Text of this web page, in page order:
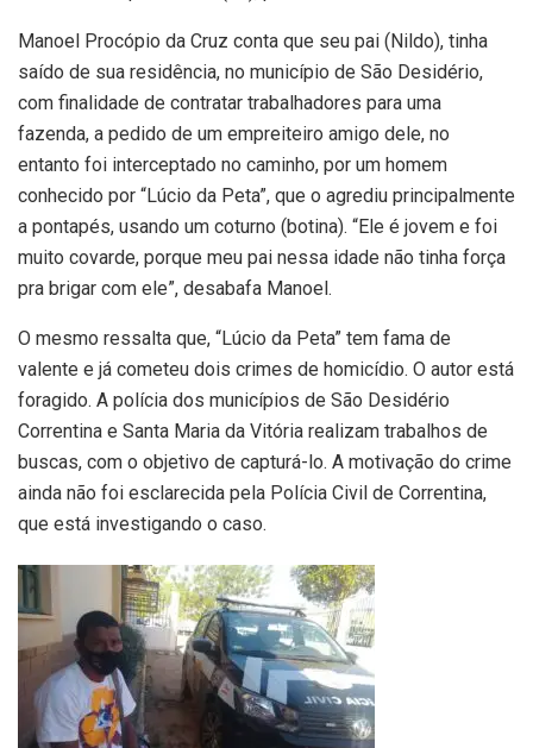
Manoel Procópio da Cruz conta que seu pai (Nildo), tinha
saído de sua residência, no município de São Desidério,
com finalidade de contratar trabalhadores para uma
fazenda, a pedido de um empreiteiro amigo dele, no
entanto foi interceptado no caminho, por um homem
conhecido por “Lúcio da Peta”, que o agrediu principalmente
a pontapés, usando um coturno (botina). “Ele é jovem e foi
muito covarde, porque meu pai nessa idade não tinha força
pra brigar com ele”, desabafa Manoel.
O mesmo ressalta que, “Lúcio da Peta” tem fama de
valente e já cometeu dois crimes de homicídio. O autor está
foragido. A polícia dos municípios de São Desidério
Correntina e Santa Maria da Vitória realizam trabalhos de
buscas, com o objetivo de capturá-lo. A motivação do crime
ainda não foi esclarecida pela Polícia Civil de Correntina,
que está investigando o caso.